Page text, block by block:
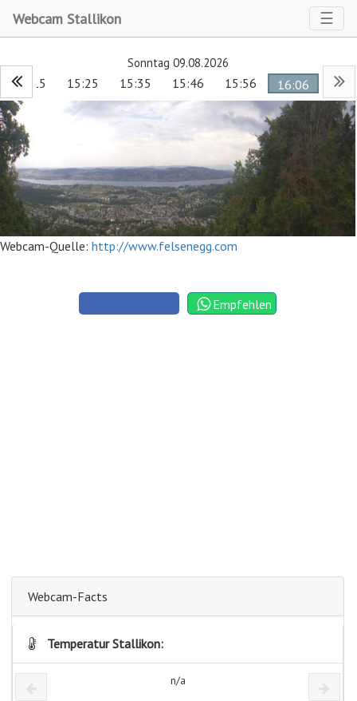
Webcam Stallikon ☰
Sonntag 09.08.2026
15:15 15:25 15:35 15:46 15:56 16:06
Webcam-Quelle: http://www.felsenegg.com
Empfehlen
Webcam-Facts
Temperatur Stallikon:
n/a